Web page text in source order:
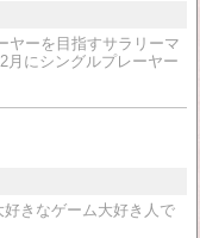
ヤーを目指すサラリーマ
月にシングルプレーヤー
きなゲーム大好き人で